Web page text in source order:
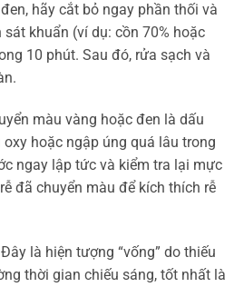
hãy cắt bỏ ngay phần thối và
khuẩn (ví dụ: cồn 70% hoặc
10 phút. Sau đó, rửa sạch và
màu vàng hoặc đen là dấu
oxy hoặc ngập úng quá lâu trong
ngay lập tức và kiểm tra lại mực
đã chuyển màu để kích thích rễ
Đây là hiện tượng “vống” do thiếu
thời gian chiếu sáng, tốt nhất là